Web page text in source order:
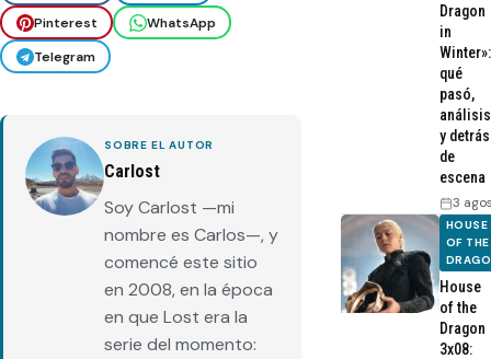
Pinterest
WhatsApp
Telegram
SOBRE EL AUTOR
Carlost
Soy Carlost —mi
nombre es Carlos—, y
comencé este sitio
en 2008, en la época
en que Lost era la
serie del momento:
Dragon
in
Winter»:
qué
pasó,
análisis
y detrás
de
escena
3
HOUSE
OF THE
House
of the
Dragon
3x08: